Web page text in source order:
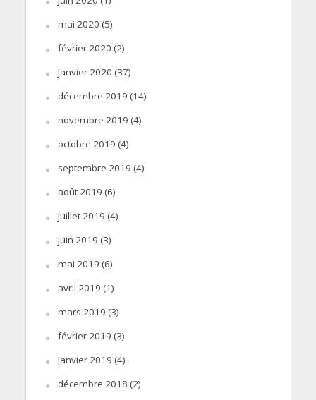
mai 2020 (5)
février 2020 (2)
janvier 2020 (37)
décembre 2019 (14)
novembre 2019 (4)
octobre 2019 (4)
septembre 2019 (4)
août 2019 (6)
juillet 2019 (4)
juin 2019 (3)
mai 2019 (6)
avril 2019 (1)
mars 2019 (3)
février 2019 (3)
janvier 2019 (4)
décembre 2018 (2)